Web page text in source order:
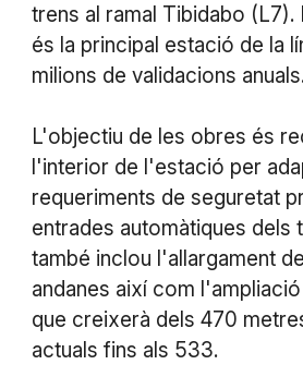
trens al ramal Tibidabo (L7).
és la principal estació de la
milions de validacions
L'objectiu de les obres és
l'interior de l'estació per
requeriments de seguretat
entrades automàtiques dels
també inclou l'allargament
andanes així com
que creixerà dels 470
actuals fins als 533.